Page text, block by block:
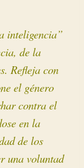
inteligencia”
de la
Refleja con
el género
contra el
en la
de los
una voluntad